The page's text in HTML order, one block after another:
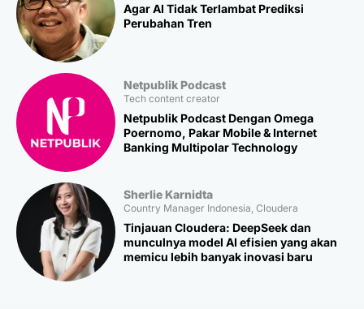
Agar AI Tidak Terlambat Prediksi
Perubahan Tren
Netpublik Podcast
Tech content creator
Netpublik Podcast Dengan Omega
Poernomo, Pakar Mobile & Internet
Banking Multipolar Technology
Sherlie Karnidta
Country Manager Indonesia, Cloudera
Tinjauan Cloudera: DeepSeek dan
munculnya model AI efisien yang akan
memicu lebih banyak inovasi baru